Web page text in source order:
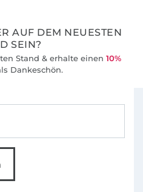
AUF DEM NEUESTEN
SEIN?
Stand & erhalte einen 10%
Dankeschön.